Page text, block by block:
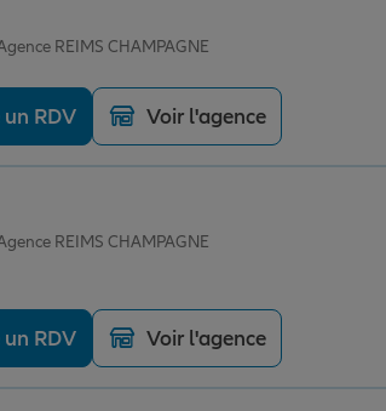
REIMS CHAMPAGNE
RDV Voir l'agence
REIMS CHAMPAGNE
RDV Voir l'agence